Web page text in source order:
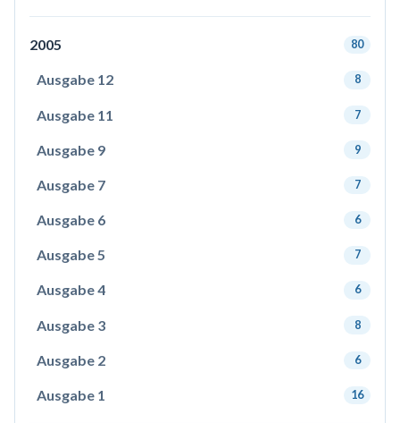
2005 80
Ausgabe 12 8
Ausgabe 11 7
Ausgabe 9 9
Ausgabe 7 7
Ausgabe 6 6
Ausgabe 5 7
Ausgabe 4 6
Ausgabe 3 8
Ausgabe 2 6
Ausgabe 1 16